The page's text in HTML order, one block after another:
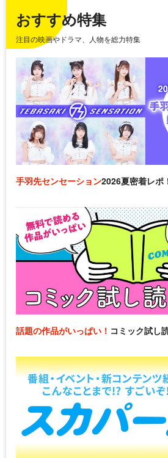
おすすめ特集
注目の映画やドラマ、人物を総力特集
手羽先センセーション2026夏密着レポ
話題の作品がいっぱい！ コミック試し